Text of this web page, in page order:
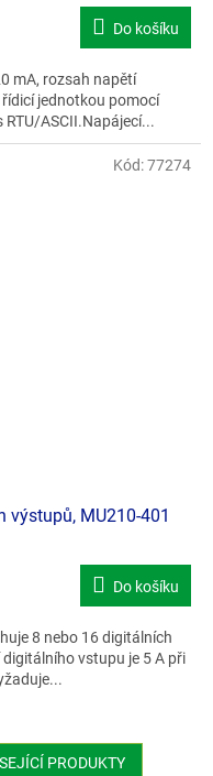
Do košíku
mA, rozsah napětí
jednotkou pomocí
ASCII.Napájecí...
výstupů, MU210-401
Do košíku
8 nebo 16 digitálních
vstupu je 5 A při
Kód:77274
PRODUKTY